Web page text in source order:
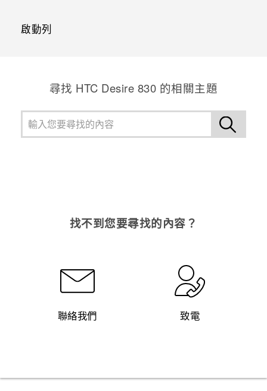
啟動列
尋找 HTC Desire 830 的相關主題
找不到您要尋找的內容？
聯絡我們 致電